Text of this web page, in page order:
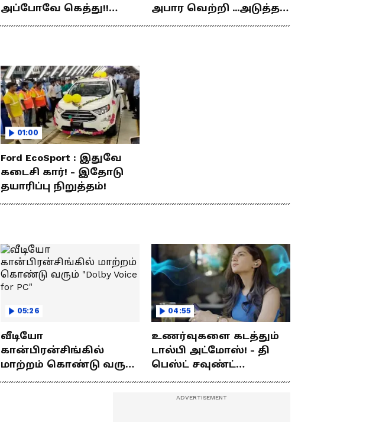
அப்போவே கெத்து!!
கொண்டாடிய சிஎஸ்கே
அபார வெற்றி ...அடுத்த
போட்டிகாக டெல்லி
01:00
Ford EcoSport : இதுவே
கடைசி கார்! - இதோடு
தயாரிப்பு நிறுத்தம்!
05:26
வீடியோ
கான்பிரன்சிங்கில்
மாற்றம் கொண்டு வரும்
"Dolby Voice for PC"
04:55
உணர்வுகளை கடத்தும்
டால்பி அட்மோஸ்! - தி
பெஸ்ட் சவுண்ட்
எக்ஸ்பீரியன்ஸ்